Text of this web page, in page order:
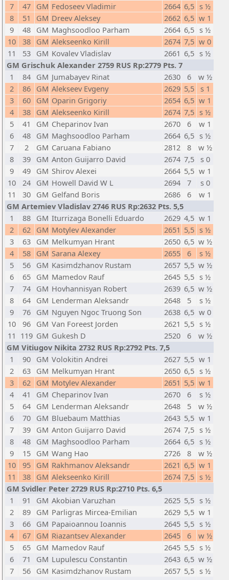
7
47 GM Fedoseev Vladimir 2664 6,5 s ½
8
51 GM Dreev Aleksey 2662 6,5 w 1
9
48 GM Maghsoodloo Parham 2664 6,5 s ½
10
38 GM Alekseenko Kirill 2674 7,5 w 0
11
53 GM Kovalev Vladislav 2661 6,5 s ½
GM Grischuk Alexander 2759 RUS Rp:2779 Pts. 7
1
84 GM Jumabayev Rinat 2630 6
w ½
2
86 GM Alekseev Evgeny 2629 5,5 s 1
3
60 GM Oparin Grigoriy 2654 6,5 w 1
4
38 GM Alekseenko Kirill 2674 7,5 s ½
5
41 GM Cheparinov Ivan 2670 6
w 1
6
48 GM Maghsoodloo Parham 2664 6,5 s ½
7
2 GM Caruana Fabiano 2812 8
w ½
8
39 GM Anton Guijarro David 2674 7,5
s 0
9
49 GM Shirov Alexei 2664 5,5 w 1
10
24 GM Howell David W L 2694 7
s 0
11
30 GM Gelfand Boris 2686 6
w 1
GM Artemiev Vladislav 2746 RUS Rp:2632 Pts. 5,5
1
88 GM Iturrizaga Bonelli Eduardo 2629 4,5 w 1
2
62 GM Motylev Alexander 2651 5,5 s ½
3
63 GM Melkumyan Hrant 2650 6,5 w ½
4
58 GM Sarana Alexey 2655 6
s ½
5
56 GM Kasimdzhanov Rustam 2657 5,5 w ½
6
65 GM Mamedov Rauf 2645 5,5 s ½
7
74 GM Hovhannisyan Robert 2639 6,5 w ½
8
64 GM Lenderman Aleksandr 2648 5
s ½
9
76 GM Nguyen Ngoc Truong Son 2638 6,5 w 0
10
96 GM Van Foreest Jorden 2621 5,5 s ½
11 119 GM Gukesh D 2520 6
w ½
GM Vitiugov Nikita 2732 RUS Rp:2792 Pts. 7,5
1
90 GM Volokitin Andrei 2627 5,5 w 1
2
63 GM Melkumyan Hrant 2650 6,5 s ½
3
62 GM Motylev Alexander 2651 5,5 w 1
4
41 GM Cheparinov Ivan 2670 6
s ½
5
64 GM Lenderman Aleksandr 2648 5
w ½
6
70 GM Bluebaum Matthias 2643 5,5 w 1
7
39 GM Anton Guijarro David 2674 7,5 s ½
8
48 GM Maghsoodloo Parham 2664 6,5 s ½
9
15 GM Wang Hao 2726 8
w ½
10
95 GM Rakhmanov Aleksandr 2621 6,5 w 1
11
38 GM Alekseenko Kirill 2674 7,5 s ½
GM Svidler Peter 2729 RUS Rp:2710 Pts. 6,5
1
91 GM Akobian Varuzhan 2625 5,5 s ½
2
89 GM Parligras Mircea-Emilian 2629 5,5 w 1
3
66 GM Papaioannou Ioannis 2645 5,5 s ½
4
67 GM Riazantsev Alexander 2645 6
w ½
5
65 GM Mamedov Rauf 2645 5,5 s ½
6
71 GM Lupulescu Constantin 2643 6,5 w ½
7
56 GM Kasimdzhanov Rustam 2657 5,5 s ½